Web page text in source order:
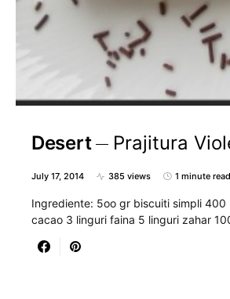
Desert Prajitura
July 17, 2014 385 views 1 minute read
Ingrediente: 5oo gr biscuiti simpli 400
cacao 3 linguri faina 5 linguri zahar